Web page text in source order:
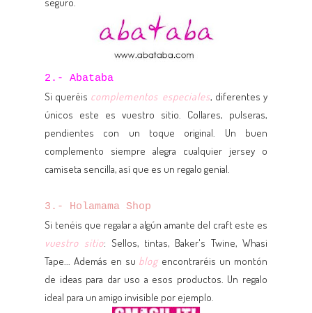
2.- Abataba
Si queréis complementos especiales, diferentes y
únicos este es vuestro sitio. Collares, pulseras,
pendientes con un toque original. Un buen
complemento siempre alegra cualquier jersey o
camiseta sencilla, así que es un regalo genial.
3.- Holamama Shop
Si tenéis que regalar a algún amante del craft este es
vuestro sitio: Sellos, tintas, Baker's Twine, Whasi
Tape... Además en su blog encontraréis un montón
de ideas para dar uso a esos productos. Un regalo
ideal para un amigo invisible por ejemplo.